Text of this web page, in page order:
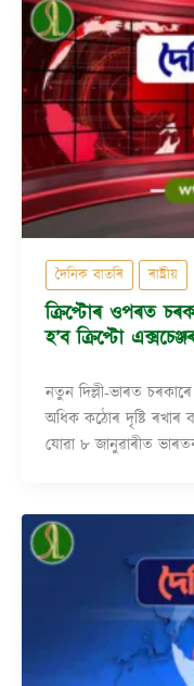
দৈনিক বাতৰি ৰাষ্ট্ৰীয়
ক্ৰিপ্টোৰ ওপৰত
হ’ব ক্ৰিপ্টো
নতুন দিল্লী-ভাৰত
অধিক কঠোৰ দৃষ্টি ৰখাৰ
যোৱা ৮ জানুৱাৰীত